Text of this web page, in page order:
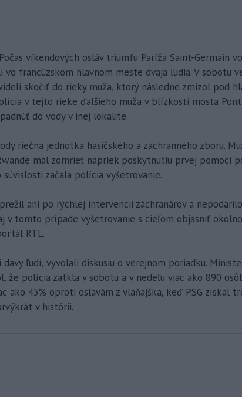
víkendových osláv triumfu Paríža Saint-Germain
vo francúzskom hlavnom meste dvaja ľudia. V sobotu
skočiť do rieky muža, ktorý následne zmizol pod
v tejto rieke ďalšieho muža v blízkosti mosta Pont
do vody v inej lokalite.
riečna jednotka hasičského a záchranného zboru.
mal zomrieť napriek poskytnutiu prvej pomoci
začala polícia vyšetrovanie.
ani po rýchlej intervencii záchranárov a
v tomto prípade vyšetrovanie s cieľom objasniť
RTL.
ľudí, vyvolali diskusiu o verejnom poriadku.
že polícia zatkla v sobotu a v nedeľu viac ako 890
ako 45% oproti oslavám z vlaňajška, keď PSG získal
v histórii.